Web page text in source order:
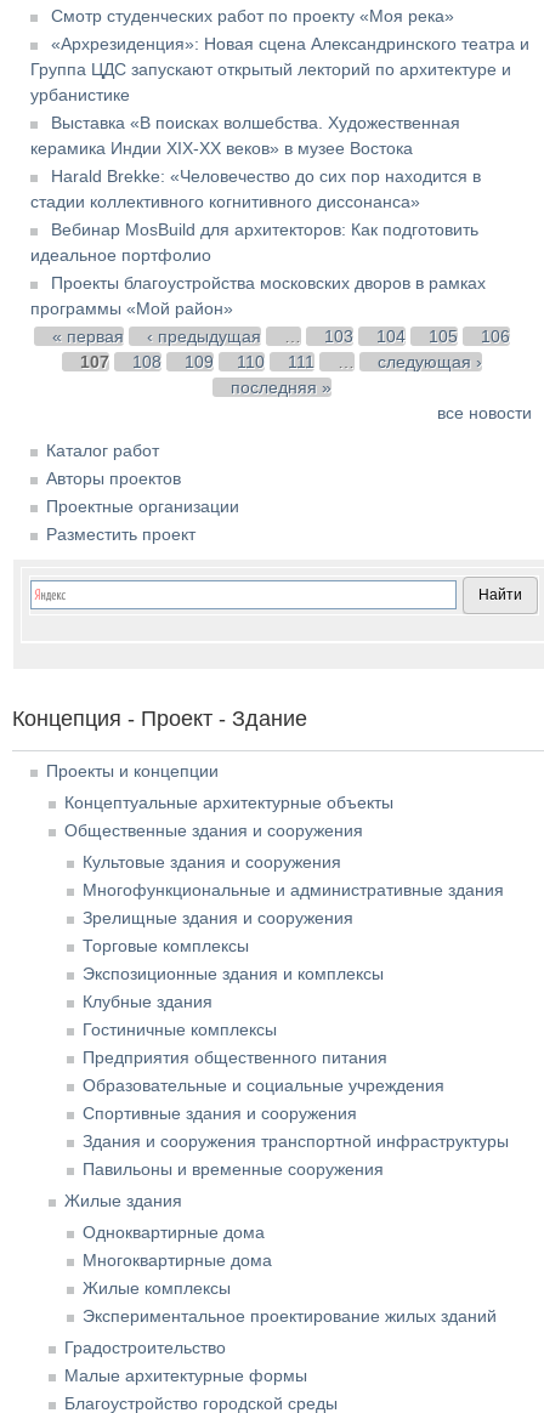
Смотр студенческих работ по проекту «Моя река»
«Архрезиденция»: Новая сцена Александринского театра и
Группа ЦДС запускают открытый лекторий по архитектуре и
урбанистике
Выставка «В поисках волшебства. Художественная
керамика Индии XIX-XX веков» в музее Востока
Harald Brekke: «Человечество до сих пор находится в
стадии коллективного когнитивного диссонанса»
Вебинар MosBuild для архитекторов: Как подготовить
идеальное портфолио
Проекты благоустройства московских дворов в рамках
программы «Мой район»
Страницы
« первая ‹ предыдущая … 103 104 105
106
107
108 109 110 111 …
следующая ›
последняя »
все новости
Каталог работ
Авторы проектов
Проектные организации
Разместить проект
Концепция - Проект - Здание
Проекты и концепции
Концептуальные архитектурные объекты
Общественные здания и сооружения
Культовые здания и сооружения
Многофункциональные и административные здания
Зрелищные здания и сооружения
Торговые комплексы
Экспозиционные здания и комплексы
Клубные здания
Гостиничные комплексы
Предприятия общественного питания
Образовательные и социальные учреждения
Спортивные здания и сооружения
Здания и сооружения транспортной инфраструктуры
Павильоны и временные сооружения
Жилые здания
Одноквартирные дома
Многоквартирные дома
Жилые комплексы
Экспериментальное проектирование жилых зданий
Градостроительство
Малые архитектурные формы
Благоустройство городской среды